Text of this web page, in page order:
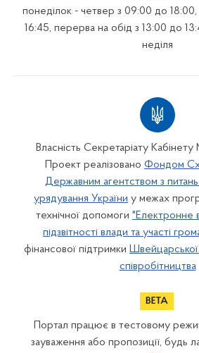
понеділок - четвер з 09:00 до 18:00,
16:45, перерва на обід з 13:00 до
неділя
Власність Секретаріату Кабінету
Проект реалізовано Фондом
Державним агентством з
урядування України у межах
технічної допомоги "Електронне
підзвітності влади та участі
фінансової підтримки Швейцарської
співробітництва
Портал працює в тестовому
зауваження або пропозиції, будь